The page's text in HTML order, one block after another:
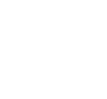
do ouvido com